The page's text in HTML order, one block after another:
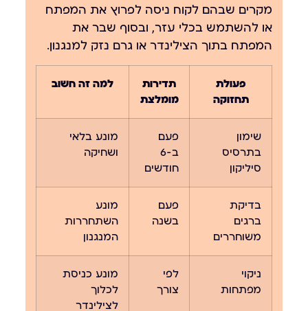
מקרים שבהם לקוח ניסה לפרוץ את המפתח
או להשתמש בכלי עזר, ובסוף שבר את
המפתח בתוך הצילינדר או גרם נזק למנגנון.
פעולת
תחזוקה
תדירות
מומלצת
למה זה חשוב
שימון
בתרסיס
סיליקון
פעם
ב-6
חודשים
מונע בלאי
ושחיקה
בדיקת
ברגים
משוחררים
פעם
בשנה
מונע
השתחררות
המנגנון
ניקוי
מפתחות
לפי
צורך
מונע כניסת
לכלוך
לצילינדר